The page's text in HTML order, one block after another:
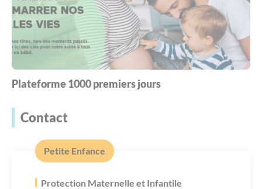
Plateforme 1000 premiers jours
Contact
Petite Enfance
Protection Maternelle et Infantile